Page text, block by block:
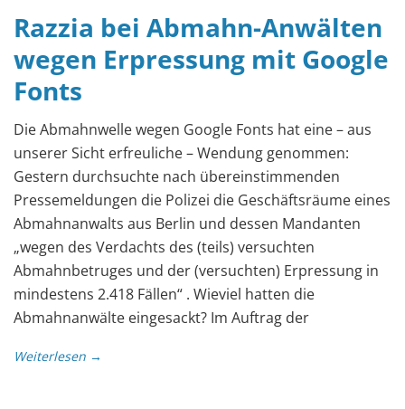
Razzia bei Abmahn-Anwälten
wegen Erpressung mit Google
Fonts
Die Abmahnwelle wegen Google Fonts hat eine – aus
unserer Sicht erfreuliche – Wendung genommen:
Gestern durchsuchte nach übereinstimmenden
Pressemeldungen die Polizei die Geschäftsräume eines
Abmahnanwalts aus Berlin und dessen Mandanten
„wegen des Verdachts des (teils) versuchten
Abmahnbetruges und der (versuchten) Erpressung in
mindestens 2.418 Fällen“ . Wieviel hatten die
Abmahnanwälte eingesackt? Im Auftrag der
Weiterlesen →